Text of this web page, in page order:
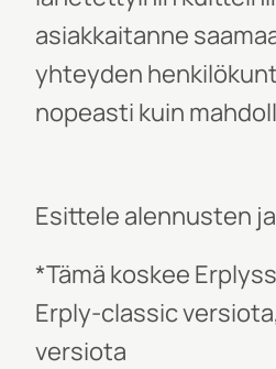
asiakkaitanne
yhteyden
nopeasti kuin
Esittele alennusten
*Tämä koskee
Erply-classic
versiota